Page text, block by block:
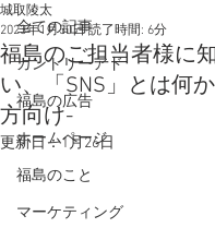
全ての記事
カントリーアド
福島の広告
ホームページ
福島のこと
マーケティング
福島のご担当者様に
い、「SNS」とは何
方向け-
城取陵太
2023年1月30日 読了時間: 6分
更新日：1月26日